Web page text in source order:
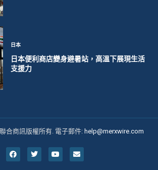
日本
日本便利商店變身避暑站，高溫下展現生活
支援力
合商訊版權所有. 電子郵件: help@merxwire.com